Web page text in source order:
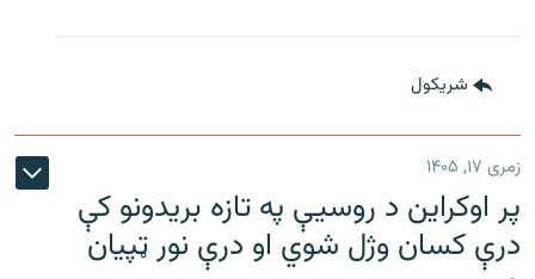
شريکول
زمری ۱۷, ۱۴۰۵
پر اوکراین د روسیې په تازه بریدونو کې
درې کسان وژل شوي او درې نور ټپیان